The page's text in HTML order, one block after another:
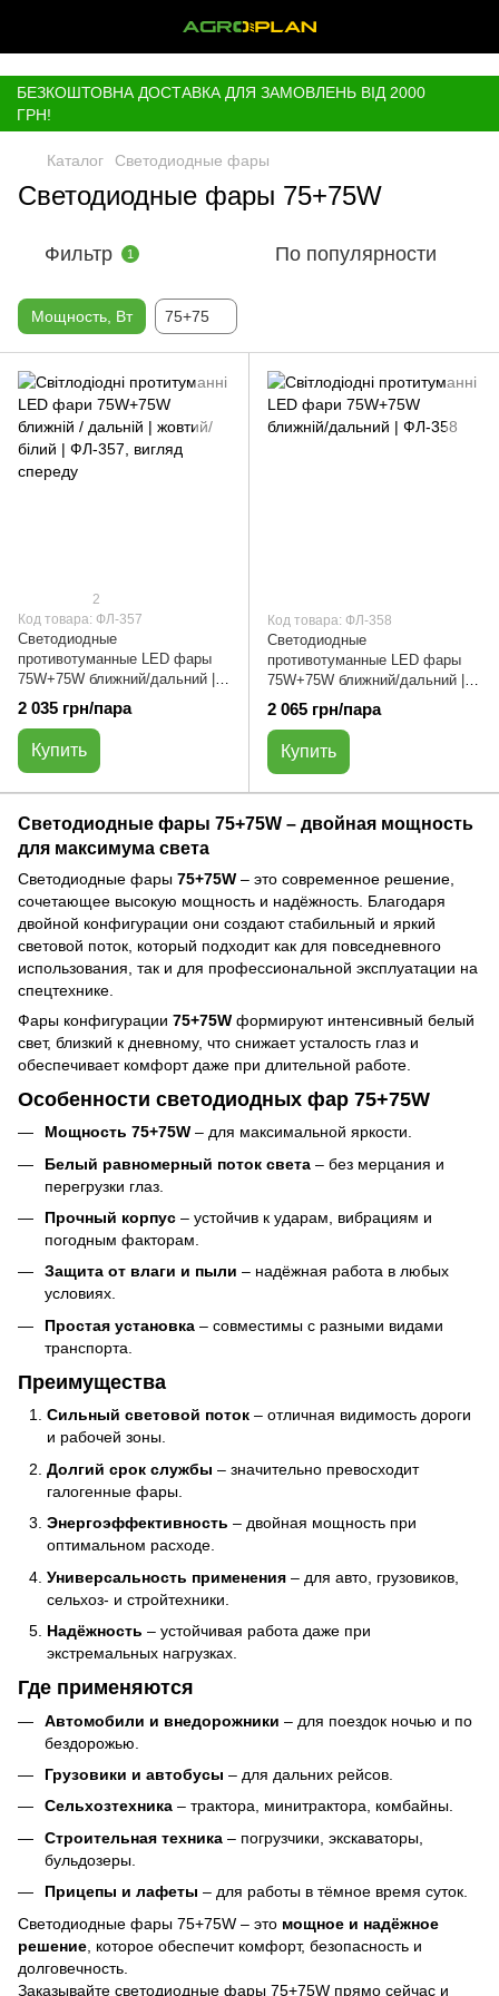
БЕЗКОШТОВНА ДОСТАВКА ДЛЯ ЗАМОВЛЕНЬ ВІД 2000
ГРН!
Каталог Светодиодные фары
Светодиодные фары 75+75W
Фильтр 1 По популярности
Мощность, Вт 75+75
2
Код товара: ФЛ-357
Светодиодные
противотуманные LED фары
75W+75W ближний/дальний |
жовтый/белый | ФЛ-357
2 035 грн/пара
Купить
Код товара: ФЛ-358
Светодиодные
противотуманные LED фары
75W+75W ближний/дальний |
белый/белый | ФЛ-358
2 065 грн/пара
Купить
Светодиодные фары 75+75W – двойная мощность
для максимума света
Светодиодные фары 75+75W – это современное решение,
сочетающее высокую мощность и надёжность. Благодаря
двойной конфигурации они создают стабильный и яркий
световой поток, который подходит как для повседневного
использования, так и для профессиональной эксплуатации на
спецтехнике.
Фары конфигурации 75+75W формируют интенсивный белый
свет, близкий к дневному, что снижает усталость глаз и
обеспечивает комфорт даже при длительной работе.
Особенности светодиодных фар 75+75W
Мощность 75+75W – для максимальной яркости.
Белый равномерный поток света – без мерцания и
перегрузки глаз.
Прочный корпус – устойчив к ударам, вибрациям и
погодным факторам.
Защита от влаги и пыли – надёжная работа в любых
условиях.
Простая установка – совместимы с разными видами
транспорта.
Преимущества
Сильный световой поток – отличная видимость дороги
и рабочей зоны.
Долгий срок службы – значительно превосходит
галогенные фары.
Энергоэффективность – двойная мощность при
оптимальном расходе.
Универсальность применения – для авто, грузовиков,
сельхоз- и стройтехники.
Надёжность – устойчивая работа даже при
экстремальных нагрузках.
Где применяются
Автомобили и внедорожники – для поездок ночью и по
бездорожью.
Грузовики и автобусы – для дальних рейсов.
Сельхозтехника – трактора, минитрактора, комбайны.
Строительная техника – погрузчики, экскаваторы,
бульдозеры.
Прицепы и лафеты – для работы в тёмное время суток.
Светодиодные фары 75+75W – это мощное и надёжное
решение , которое обеспечит комфорт, безопасность и
долговечность.
Заказывайте светодиодные фары 75+75W прямо сейчас и